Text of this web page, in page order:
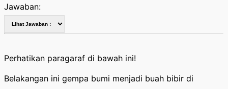
Jawaban:
Perhatikan paragaraf di bawah ini!
Belakangan ini gempa bumi menjadi buah bibir di